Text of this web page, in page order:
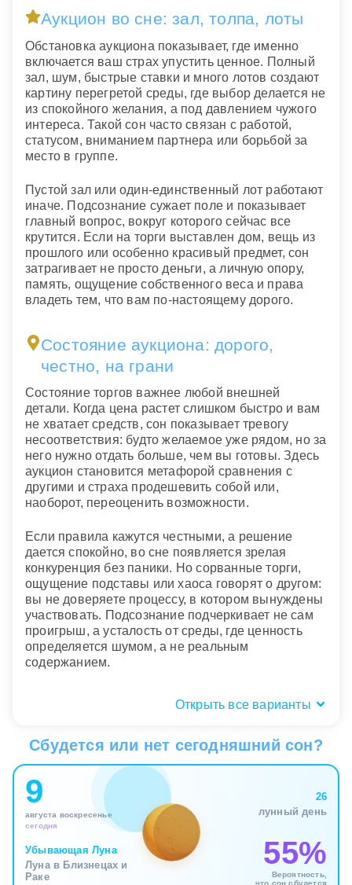
Аукцион во сне: зал, толпа, лоты
Обстановка аукциона показывает, где именно
включается ваш страх упустить ценное. Полный
зал, шум, быстрые ставки и много лотов создают
картину перегретой среды, где выбор делается не
из спокойного желания, а под давлением чужого
интереса. Такой сон часто связан с работой,
статусом, вниманием партнера или борьбой за
место в группе.
Пустой зал или один-единственный лот работают
иначе. Подсознание сужает поле и показывает
главный вопрос, вокруг которого сейчас все
крутится. Если на торги выставлен дом, вещь из
прошлого или особенно красивый предмет, сон
затрагивает не просто деньги, а личную опору,
память, ощущение собственного веса и права
владеть тем, что вам по-настоящему дорого.
Состояние аукциона: дорого,
честно, на грани
Состояние торгов важнее любой внешней
детали. Когда цена растет слишком быстро и вам
не хватает средств, сон показывает тревогу
несоответствия: будто желаемое уже рядом, но за
него нужно отдать больше, чем вы готовы. Здесь
аукцион становится метафорой сравнения с
другими и страха продешевить собой или,
наоборот, переоценить возможности.
Если правила кажутся честными, а решение
дается спокойно, во сне появляется зрелая
конкуренция без паники. Но сорванные торги,
ощущение подставы или хаоса говорят о другом:
вы не доверяете процессу, в котором вынуждены
участвовать. Подсознание подчеркивает не сам
проигрыш, а усталость от среды, где ценность
определяется шумом, а не реальным
содержанием.
Открыть все варианты
ведущий
Люди вокруг аукциона раскрывают социальный
смысл сна. Толпа усиливает переживание
оценки, будто каждое ваше действие замечают и
сравнивают. Незнакомый соперник часто
символизирует не конкретного человека, а
собирательный образ тех, с кем вы меряетесь
статусом, успехом или привлекательностью. Во
сне это может ощущаться как борьба за право
Сбудется или нет сегодняшний сон?
9
августа воскресенье
сегодня
Убывающая Луна
Луна в Близнецах и
Раке
26
лунный день
55%
Вероятность,
что сон сбудется